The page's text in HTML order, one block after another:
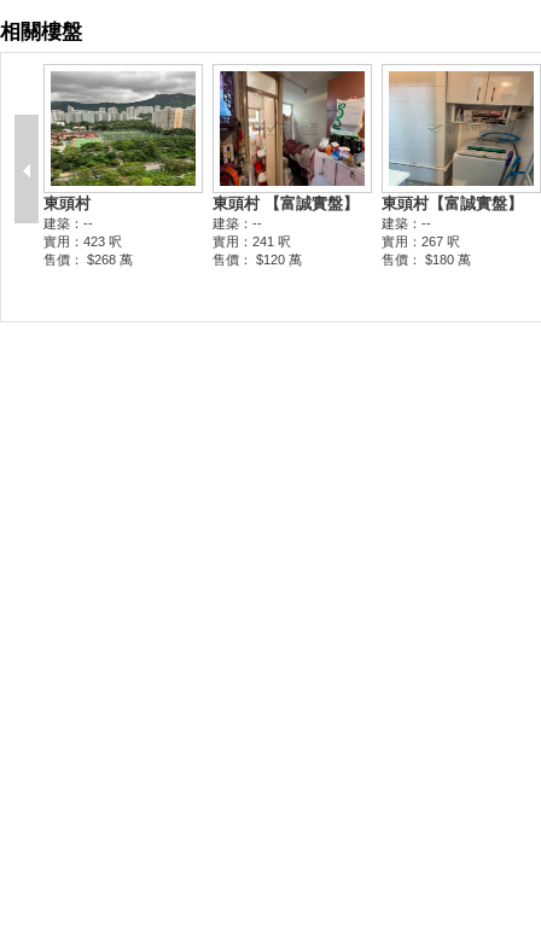
相關樓盤
東頭村
建築：--
實用：423 呎
售價： $268 萬
東頭村 【富誠實盤】
建築：--
實用：241 呎
售價： $120 萬
東頭村【富誠實盤】
建築：--
實用：267 呎
售價： $180 萬